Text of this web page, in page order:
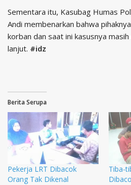
Sementara itu, Kasubag Humas
Andi membenarkan bahwa
korban dan saat ini kasusnya
lanjut. #idz
Berita Serupa
Pekerja LRT Dibacok
Orang Tak Dikenal
Tiba-